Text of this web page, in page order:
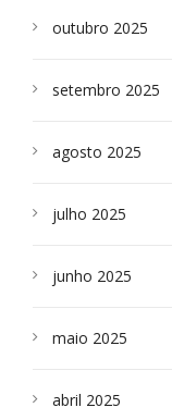
outubro 2025
setembro 2025
agosto 2025
julho 2025
junho 2025
maio 2025
abril 2025